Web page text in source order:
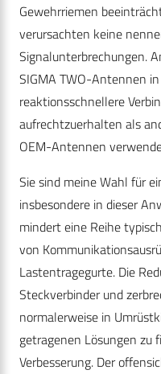
Gewehrriemen
verursachten keine
Signalunterbrechungen.
SIGMA TWO-Antennen
reaktionsschnellere
aufrechtzuerhalten als
OEM-Antennen
Sie sind meine Wahl für
insbesondere in dieser
mindert eine Reihe
von
Lastentragegurte. Die
Steckverbinder und
normalerweise in
getragenen Lösungen zu
Verbesserung. Der